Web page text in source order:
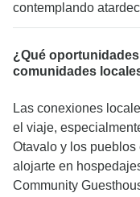
contemplando
¿Qué
comunidades
Las conexiones
el viaje,
Otavalo y los
alojarte en
Community